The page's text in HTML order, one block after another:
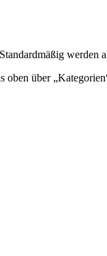
werden
über